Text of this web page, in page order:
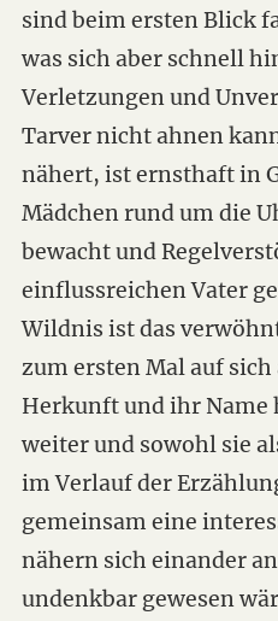
sind beim ersten Blick
was sich aber schnell
Verletzungen und
Tarver nicht ahnen
nähert, ist ernsthaft in
Mädchen rund um die
bewacht und
einflussreichen Vater
Wildnis ist das
zum ersten Mal auf
Herkunft und ihr
weiter und sowohl sie
im Verlauf der
gemeinsam eine
nähern sich einander
undenkbar gewesen